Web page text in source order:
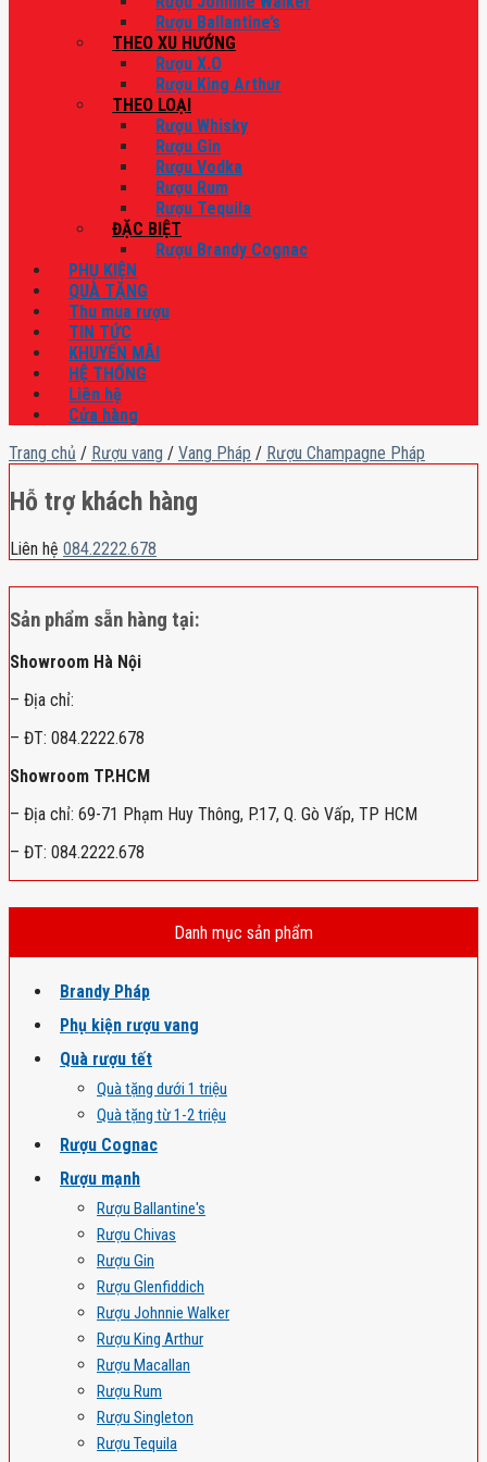
Rượu Ballantine’s
THEO XU HƯỚNG
Rượu X.O
Rượu King Arthur
THEO LOẠI
Rượu Whisky
Rượu Gin
Rượu Vodka
Rượu Rum
Rượu Tequila
ĐẶC BIỆT
Rượu Brandy Cognac
PHỤ KIỆN
QUÀ TẶNG
Thu mua rượu
TIN TỨC
KHUYẾN MÃI
HỆ THỐNG
Liên hệ
Cửa hàng
Trang chủ / Rượu vang / Vang Pháp / Rượu Champagne Pháp
Hỗ trợ khách hàng
Liên hệ 084.2222.678
Sản phẩm sẵn hàng tại:
Showroom Hà Nội
– Địa chỉ:
– ĐT: 084.2222.678
Showroom TP.HCM
– Địa chỉ: 69-71 Phạm Huy Thông, P.17, Q. Gò Vấp, TP HCM
– ĐT: 084.2222.678
Danh mục sản phẩm
Brandy Pháp
Phụ kiện rượu vang
Quà rượu tết
Quà tặng dưới 1 triệu
Quà tặng từ 1-2 triệu
Rượu Cognac
Rượu mạnh
Rượu Ballantine's
Rượu Chivas
Rượu Gin
Rượu Glenfiddich
Rượu Johnnie Walker
Rượu King Arthur
Rượu Macallan
Rượu Rum
Rượu Singleton
Rượu Tequila